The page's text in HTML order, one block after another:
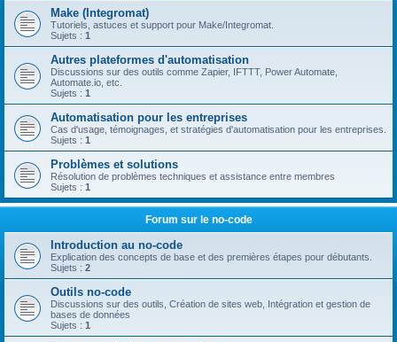
Make (Integromat)
Tutoriels, astuces et support pour Make/Integromat.
Sujets : 1
Autres plateformes d'automatisation
Discussions sur des outils comme Zapier, IFTTT, Power Automate,
Automate.io, etc.
Sujets : 1
Automatisation pour les entreprises
Cas d'usage, témoignages, et stratégies d'automatisation pour les entreprises.
Sujets : 1
Problèmes et solutions
Résolution de problèmes techniques et assistance entre membres
Sujets : 1
Forum sur le no-code
Introduction au no-code
Explication des concepts de base et des premières étapes pour débutants.
Sujets : 2
Outils no-code
Discussions sur des outils, Création de sites web, Intégration et gestion de
bases de données
Sujets : 1